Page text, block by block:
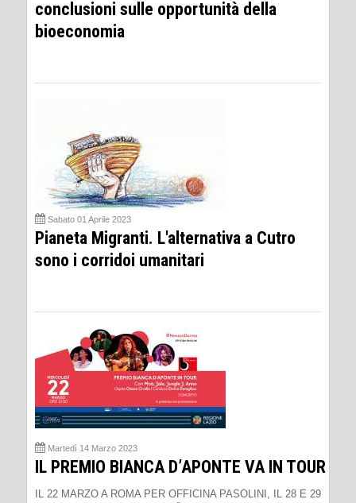
conclusioni sulle opportunità della
bioeconomia
Sabato 01 Aprile 2023
Pianeta Migranti. L'alternativa a Cutro
sono i corridoi umanitari
Martedì 14 Marzo 2023
IL PREMIO BIANCA D’APONTE VA IN TOUR
IL 22 MARZO A ROMA PER OFFICINA PASOLINI, IL 28 E 29